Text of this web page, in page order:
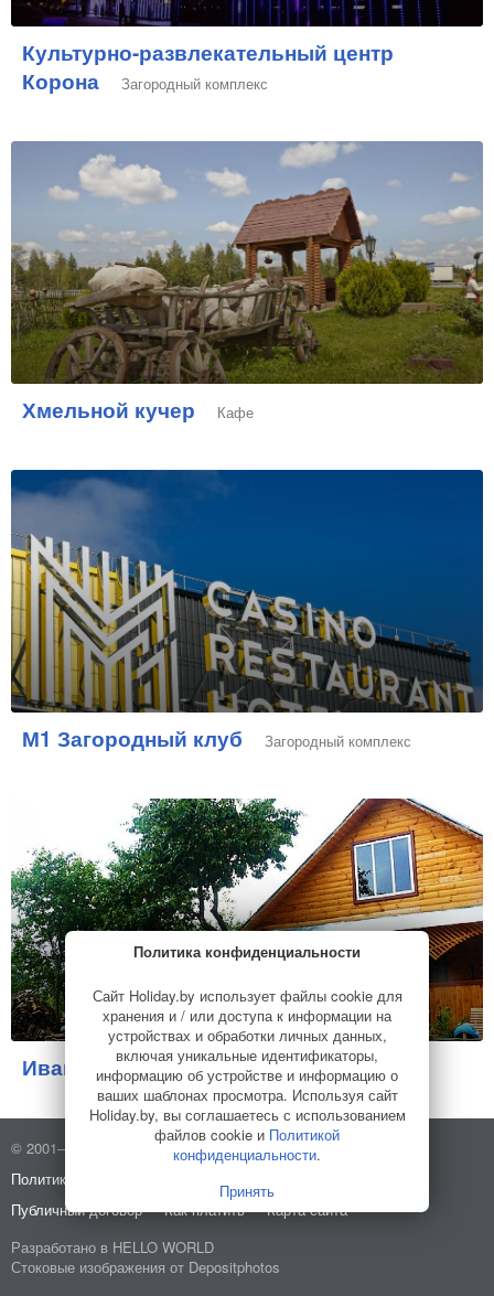
Культурно-развлекательный центр
Корона
Загородный комплекс
Хмельной кучер Кафе
М1 Загородный клуб Загородный комплекс
Ивановщина Усадьба
© 2001–2026 Holiday.by
Правила использования сайта
Политика конфиденциальности
Публичный договор
Как платить
Карта сайта
Разработано в HELLO WORLD
Стоковые изображения от Depositphotos
Политика конфиденциальности
Сайт Holiday.by использует файлы cookie для
хранения и / или доступа к информации на
устройствах и обработки личных данных,
включая уникальные идентификаторы,
информацию об устройстве и информацию о
ваших шаблонах просмотра. Используя сайт
Holiday.by, вы соглашаетесь с использованием
файлов cookie и Политикой
конфиденциальности.
Принять